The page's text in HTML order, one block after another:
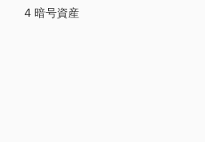
4 暗号資産